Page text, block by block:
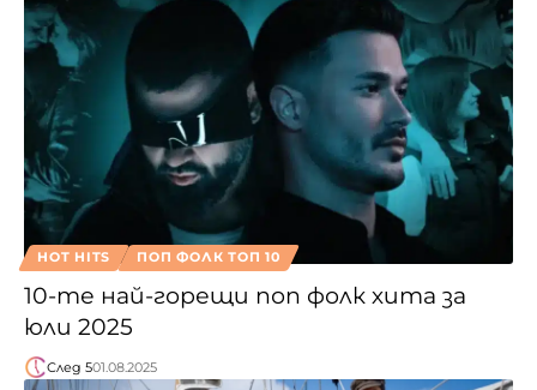
HOT HITS ПОП ФОЛК ТОП 10
10-те най-горещи поп фолк хита за
юли 2025
След 501.08.2025